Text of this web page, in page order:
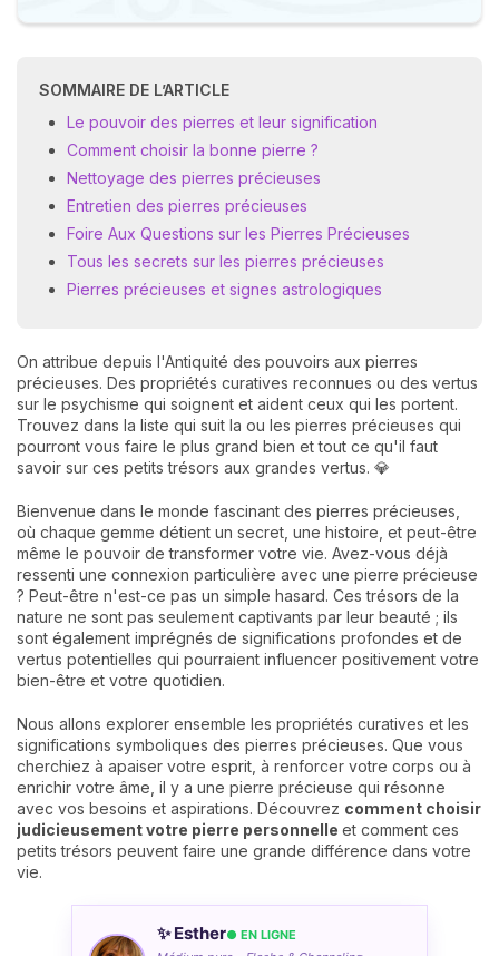
SOMMAIRE DE L’ARTICLE
Le pouvoir des pierres et leur signification
Comment choisir la bonne pierre ?
Nettoyage des pierres précieuses
Entretien des pierres précieuses
Foire Aux Questions sur les Pierres Précieuses
Tous les secrets sur les pierres précieuses
Pierres précieuses et signes astrologiques
On attribue depuis l'Antiquité des pouvoirs aux pierres
précieuses. Des propriétés curatives reconnues ou des vertus
sur le psychisme qui soignent et aident ceux qui les portent.
Trouvez dans la liste qui suit la ou les pierres précieuses qui
pourront vous faire le plus grand bien et tout ce qu'il faut
savoir sur ces petits trésors aux grandes vertus. 💎
Bienvenue dans le monde fascinant des pierres précieuses,
où chaque gemme détient un secret, une histoire, et peut-être
même le pouvoir de transformer votre vie. Avez-vous déjà
ressenti une connexion particulière avec une pierre précieuse
? Peut-être n'est-ce pas un simple hasard. Ces trésors de la
nature ne sont pas seulement captivants par leur beauté ; ils
sont également imprégnés de significations profondes et de
vertus potentielles qui pourraient influencer positivement votre
bien-être et votre quotidien.
Nous allons explorer ensemble les propriétés curatives et les
significations symboliques des pierres précieuses. Que vous
cherchiez à apaiser votre esprit, à renforcer votre corps ou à
enrichir votre âme, il y a une pierre précieuse qui résonne
avec vos besoins et aspirations. Découvrez comment choisir
judicieusement votre pierre personnelle et comment ces
petits trésors peuvent faire une grande différence dans votre
vie.
✨ Esther● EN LIGNE